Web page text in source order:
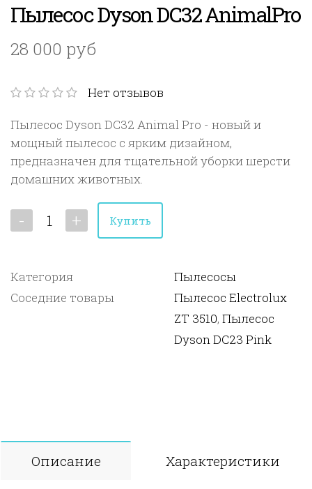
Пылесос Dyson DC32 AnimalPro
28 000 руб
Нет отзывов
Пылесос Dyson DC32 Animal Pro - новый и
мощный пылесос с ярким дизайном,
предназначен для тщательной уборки шерсти
домашних животных.
- + Купить
Категория
Пылесосы
Соседние товары
Пылесос Electrolux
ZT 3510, Пылесос
Dyson DC23 Pink
Описание Характеристики